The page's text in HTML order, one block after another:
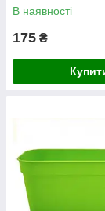
В наявності
175 ₴